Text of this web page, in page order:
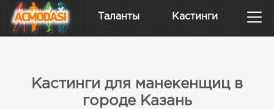
Таланты Кастинги
Кастинги для манекенщиц в
городе Казань